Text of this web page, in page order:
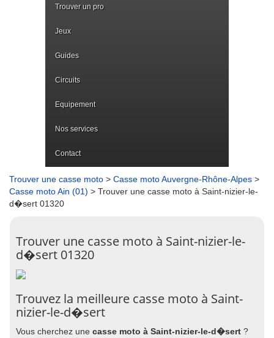
Trouver un pro
Jeux
Guides
Circuits
Equipement
Nos services
Contact
Trouver une casse moto > Casse moto Auvergne-Rhône-Alpes >
Casse moto Ain (01) > Trouver une casse moto à Saint-nizier-le-
d�sert 01320
Trouver une casse moto à Saint-nizier-le-
d�sert 01320
Trouvez la meilleure casse moto à Saint-
nizier-le-d�sert
Vous cherchez une casse moto à Saint-nizier-le-d�sert ?